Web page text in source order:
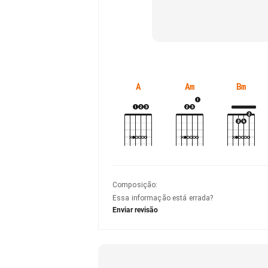
A Am Bm
Composição:
Essa informação está errada?
Enviar revisão